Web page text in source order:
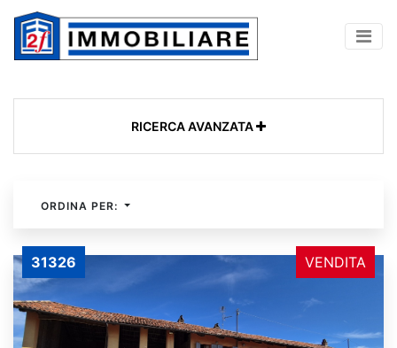
RICERCA AVANZATA
ORDINA PER:
VENDITA
31326